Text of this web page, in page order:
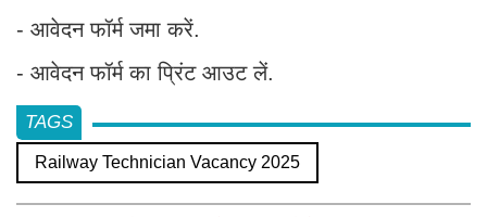
- आवेदन फॉर्म जमा करें.
- आवेदन फॉर्म का प्रिंट आउट लें.
TAGS
Railway Technician Vacancy 2025